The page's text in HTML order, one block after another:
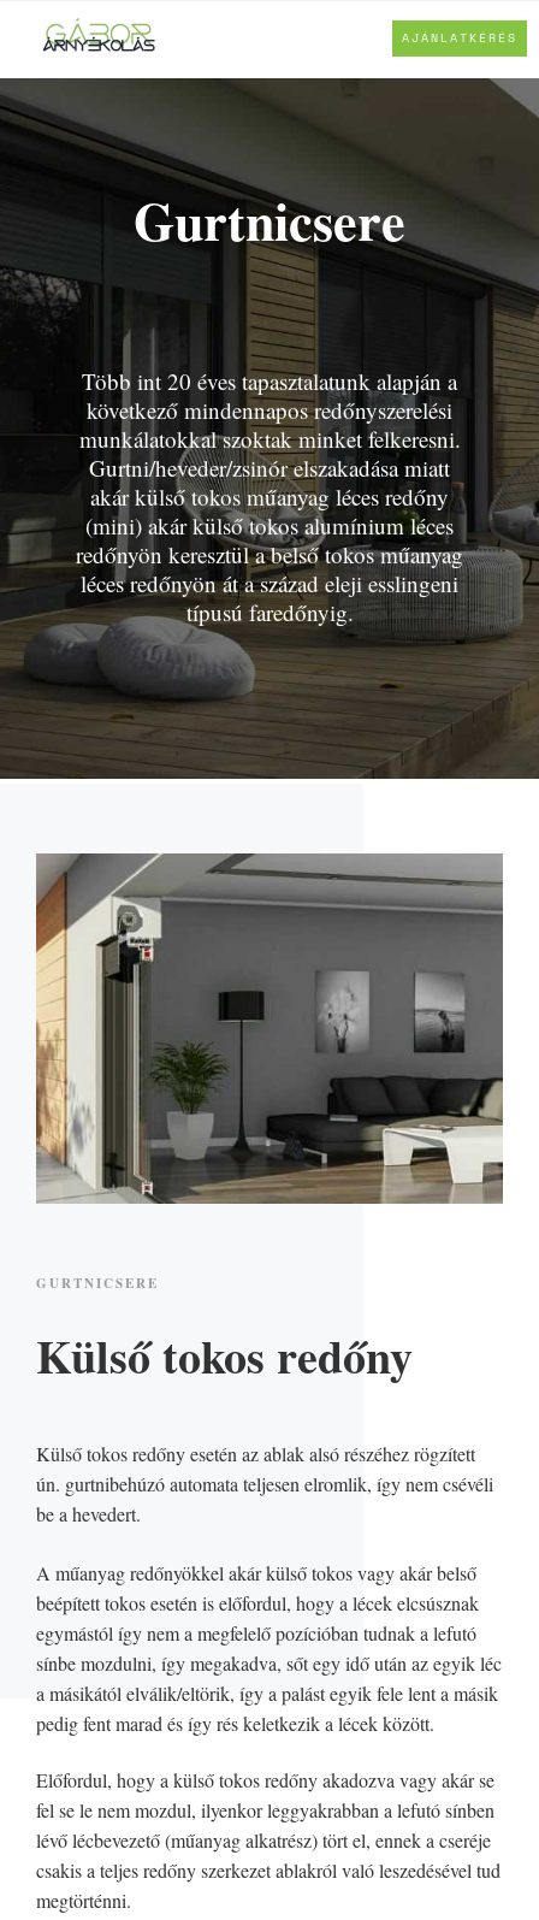
AJÁNLATKÉRÉS
Gurtnicsere
Több int 20 éves tapasztalatunk alapján a
következő mindennapos redőnyszerelési
munkálatokkal szoktak minket felkeresni.
Gurtni/heveder/zsinór elszakadása miatt
akár külső tokos műanyag léces redőny
(mini) akár külső tokos alumínium léces
redőnyön keresztül a belső tokos műanyag
léces redőnyön át a század eleji esslingeni
típusú faredőnyig.
GURTNICSERE
Külső tokos redőny
Külső tokos redőny esetén az ablak alsó részéhez rögzített
ún. gurtnibehúzó automata teljesen elromlik, így nem csévéli
be a hevedert.
A műanyag redőnyökkel akár külső tokos vagy akár belső
beépített tokos esetén is előfordul, hogy a lécek elcsúsznak
egymástól így nem a megfelelő pozícióban tudnak a lefutó
sínbe mozdulni, így megakadva, sőt egy idő után az egyik léc
a másikától elválik/eltörik, így a palást egyik fele lent a másik
pedig fent marad és így rés keletkezik a lécek között.
Előfordul, hogy a külső tokos redőny akadozva vagy akár se
fel se le nem mozdul, ilyenkor leggyakrabban a lefutó sínben
lévő lécbevezető (műanyag alkatrész) tört el, ennek a cseréje
csakis a teljes redőny szerkezet ablakról való leszedésével tud
megtörténni.